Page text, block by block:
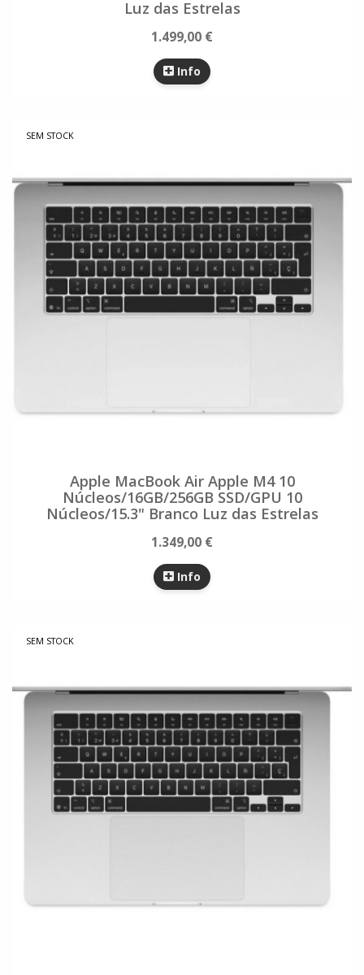
Luz das Estrelas
1.499,00 €
Info
SEM STOCK
Apple MacBook Air Apple M4 10
Núcleos/16GB/256GB SSD/GPU 10
Núcleos/15.3" Branco Luz das Estrelas
1.349,00 €
Info
SEM STOCK